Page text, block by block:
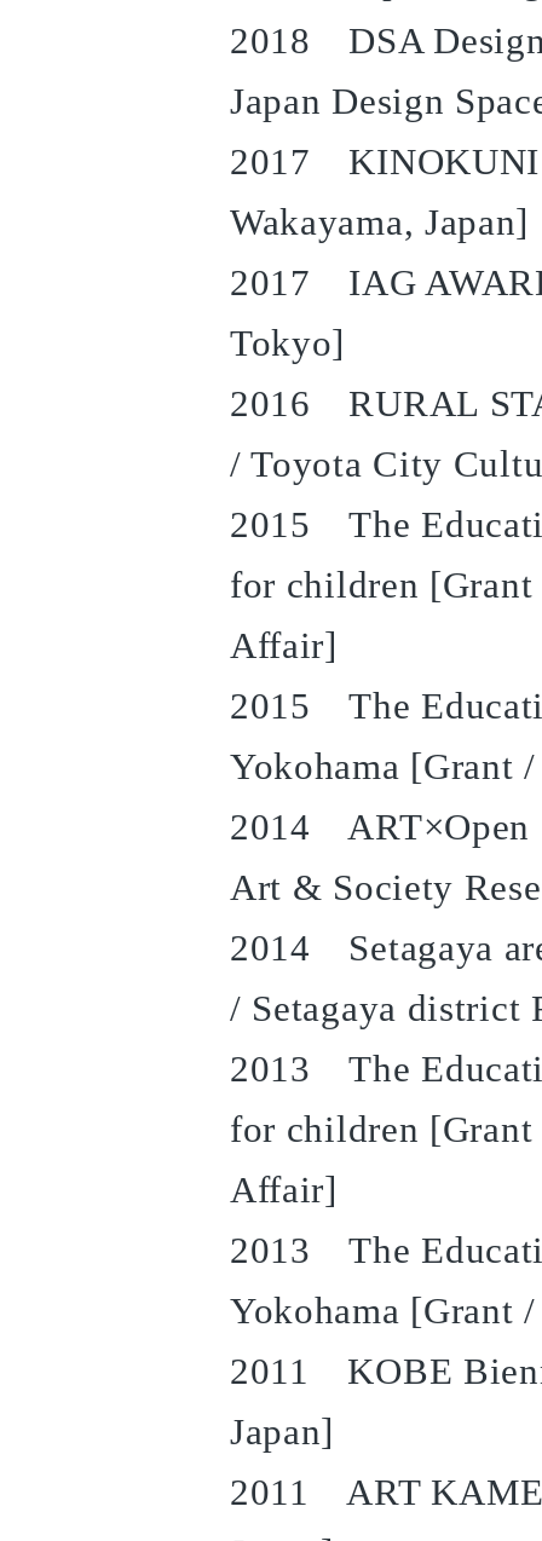
2018 DSA
Japan Design
2017 KINOKUNI
Wakayama, Japan]
2017 IAG
Tokyo]
2016 RURAL
/ Toyota City
2015 The
for children [Grant
Affair]
2015 The
Yokohama [Grant
2014 ART×Open
Art & Society
2014 Setagaya
/ Setagaya district
2013 The
for children [Grant
Affair]
2013 The
Yokohama [Grant
2011 KOBE
Japan]
2011 ART